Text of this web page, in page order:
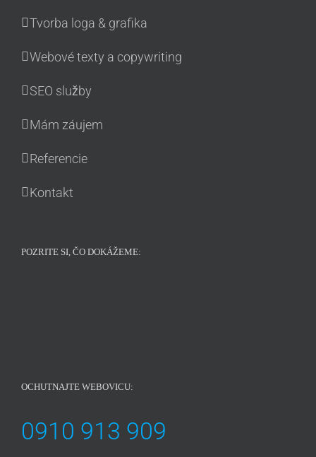
Tvorba loga & grafika
Webové texty a copywriting
SEO služby
Mám záujem
Referencie
Kontakt
POZRITE SI, ČO DOKÁŽEME:
OCHUTNAJTE WEBOVICU:
0910 913 909